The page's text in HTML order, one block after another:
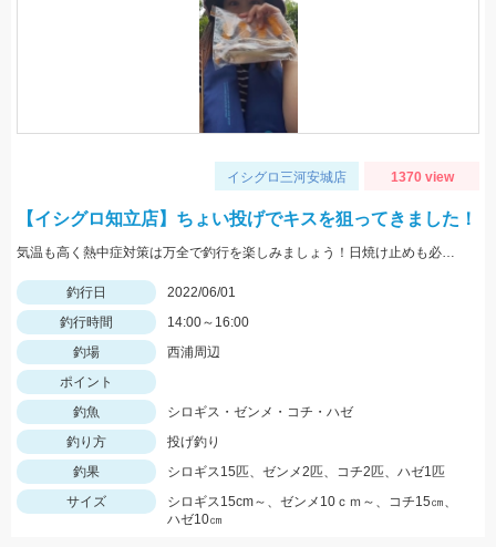
イシグロ三河安城店 1370 view
【イシグロ知立店】ちょい投げでキスを狙ってきました！
気温も高く熱中症対策は万全で釣行を楽しみましょう！日焼け止めも必須アイテムですよ！
釣行日
2022/06/01
釣行時間
14:00～16:00
釣場
西浦周辺
ポイント
釣魚
シロギス・ゼンメ・コチ・ハゼ
釣り方
投げ釣り
釣果
シロギス15匹、ゼンメ2匹、コチ2匹、ハゼ1匹
サイズ
シロギス15cm～、ゼンメ10ｃｍ～、コチ15㎝、
ハゼ10㎝